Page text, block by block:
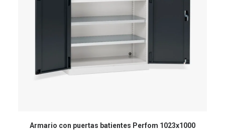
Armario con puertas batientes Perfom 1023x1000